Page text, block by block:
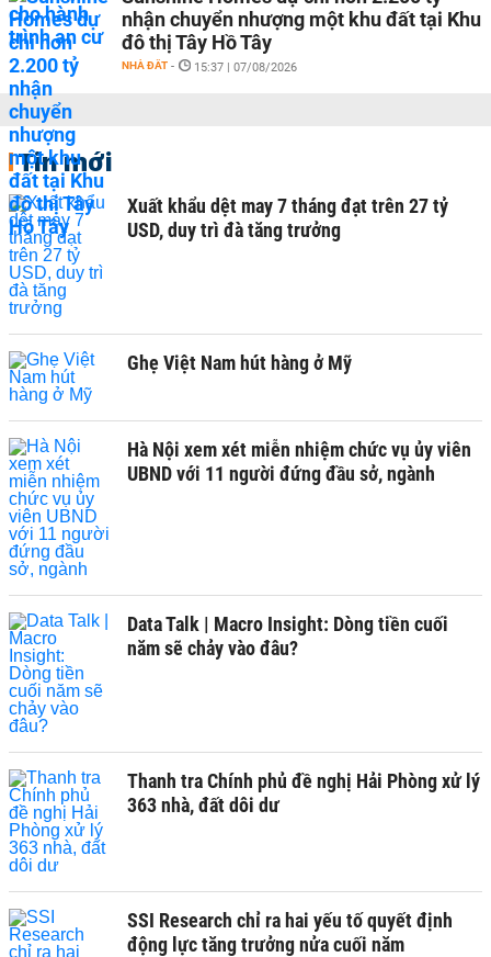
nhận chuyển nhượng một khu đất tại Khu
đô thị Tây Hồ Tây
NHÀ ĐẤT - 15:37 | 07/08/2026
Tin mới
Xuất khẩu dệt may 7 tháng đạt trên 27 tỷ
USD, duy trì đà tăng trưởng
Ghẹ Việt Nam hút hàng ở Mỹ
Hà Nội xem xét miễn nhiệm chức vụ ủy viên
UBND với 11 người đứng đầu sở, ngành
Data Talk | Macro Insight: Dòng tiền cuối
năm sẽ chảy vào đâu?
Thanh tra Chính phủ đề nghị Hải Phòng xử lý
363 nhà, đất dôi dư
SSI Research chỉ ra hai yếu tố quyết định
động lực tăng trưởng nửa cuối năm